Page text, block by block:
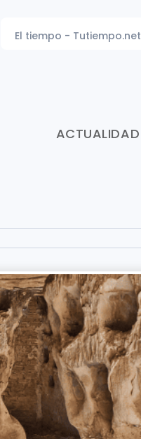
El tiempo - Tutiempo.net
ACTUALIDAD